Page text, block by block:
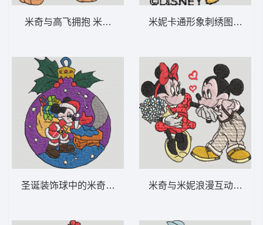
米奇与高飞拥抱 米奇和布鲁托-DST格式
圣诞装饰球中的米奇 米奇 1-DST格式
米妮卡通形象刺绣图案 米
米奇与米妮浪漫互动 米奇